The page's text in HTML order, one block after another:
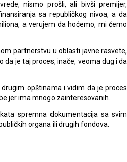
nismo prošli, ali bivši premijer,
sa republičkog nivoa, a da
a verujem da hoćemo, mi ćemo
partnerstvu u oblasti javne rasvete,
da je taj proces, inače, veoma dug i da
opštinama i vidim da je proces
jer ima mnogo zainteresovanih.
spremna dokumentacija sa svim
organa ili drugih fondova.